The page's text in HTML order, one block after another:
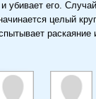
его.
целый
раскаяние